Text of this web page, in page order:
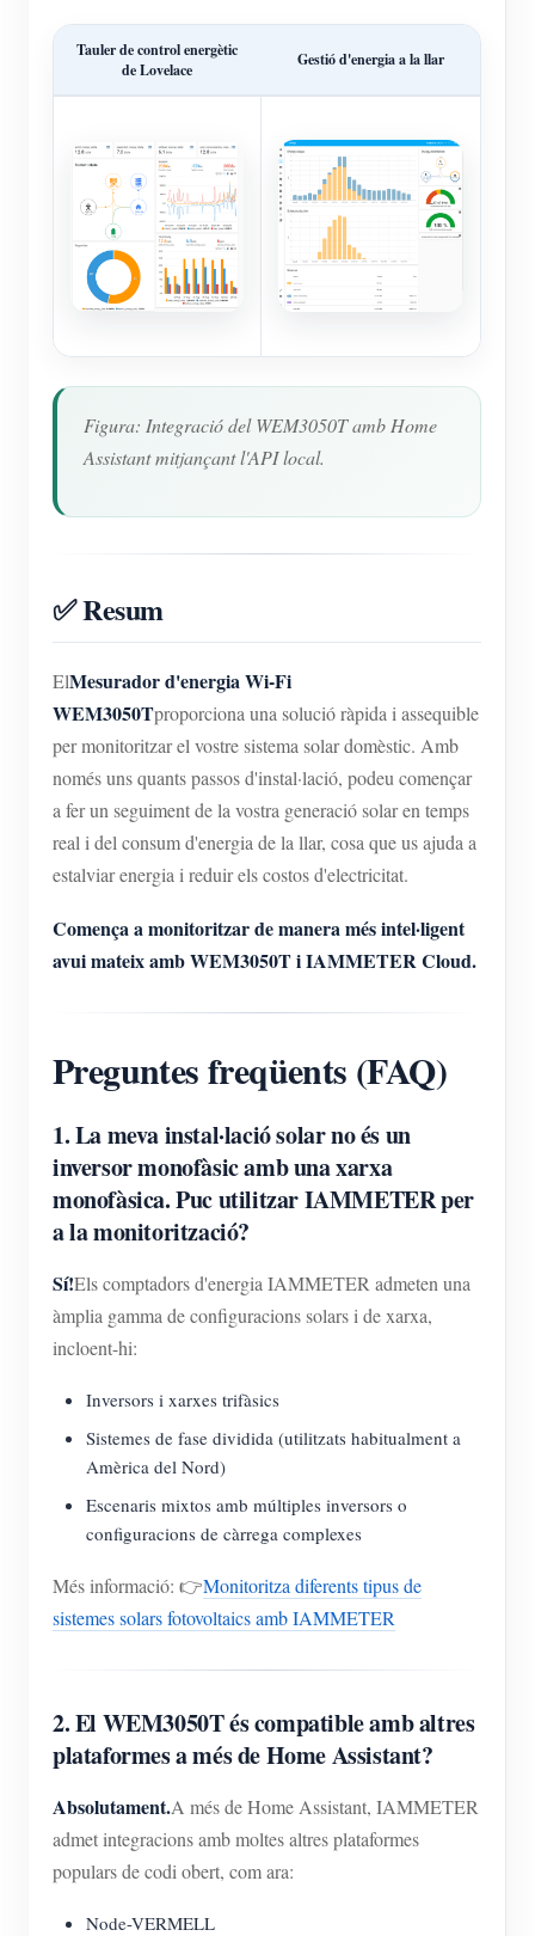
Tauler de control energètic
de Lovelace
Gestió d'energia a la llar
Figura: Integració del WEM3050T amb Home
Assistant mitjançant l'API local.
✅ Resum
ElMesurador d'energia Wi-Fi
WEM3050Tproporciona una solució ràpida i assequible
per monitoritzar el vostre sistema solar domèstic. Amb
només uns quants passos d'instal·lació, podeu començar
a fer un seguiment de la vostra generació solar en temps
real i del consum d'energia de la llar, cosa que us ajuda a
estalviar energia i reduir els costos d'electricitat.
Comença a monitoritzar de manera més intel·ligent
avui mateix amb WEM3050T i IAMMETER Cloud.
Preguntes freqüents (FAQ)
1. La meva instal·lació solar no és un
inversor monofàsic amb una xarxa
monofàsica. Puc utilitzar IAMMETER per
a la monitorització?
Sí!Els comptadors d'energia IAMMETER admeten una
àmplia gamma de configuracions solars i de xarxa,
incloent-hi:
Inversors i xarxes trifàsics
Sistemes de fase dividida (utilitzats habitualment a
Amèrica del Nord)
Escenaris mixtos amb múltiples inversors o
configuracions de càrrega complexes
Més informació: 👉Monitoritza diferents tipus de
sistemes solars fotovoltaics amb IAMMETER
2. El WEM3050T és compatible amb altres
plataformes a més de Home Assistant?
Absolutament.A més de Home Assistant, IAMMETER
admet integracions amb moltes altres plataformes
populars de codi obert, com ara:
Node-VERMELL